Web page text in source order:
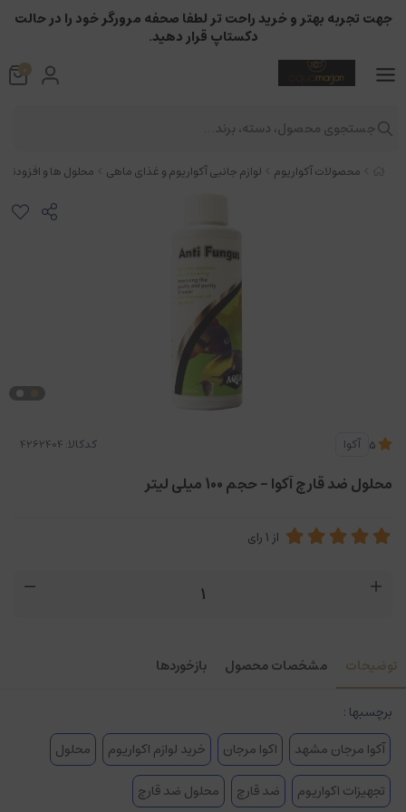
محصولات آکواریوم لوازم جانبی آکواریوم و غذای ماهی محلول ها و
آکوا کدکالا:
محلول ضد قارچ آکوا - حجم 100 میلی لیتر
از1رای
توضیحات مشخصات محصول بازخوردها
برچسبها :
آکوا مرجان مشهد
اکوا مرجان خرید لوازم اکواریوم
محلول
تجهیزات اکواریوم
ضد قارچ محلول ضد قارچ
جهت تجربه بهتر و خرید راحت تر لطفا صحفه مرورگر خود را در حالت
دکستاپ قرار دهید.
0
جستجوی محصول، دسته، برند...